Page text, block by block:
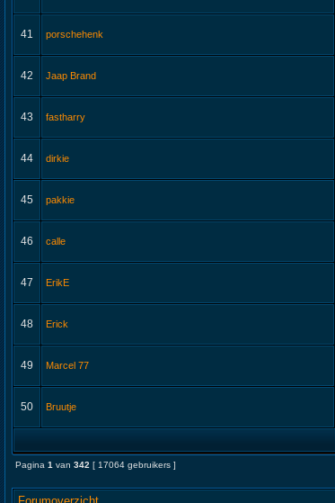
41 porschehenk
42 Jaap Brand
43 fastharry
44 dirkie
45 pakkie
46 calle
47 ErikE
48 Erick
49 Marcel 77
50 Bruutje
Pagina 1 van 342 [ 17064 gebruikers ]